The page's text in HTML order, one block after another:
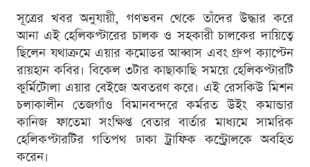
সূত্রের খবর অনুযায়ী, গণভবন থেকে তাঁদের উদ্ধার করে
আনা এই হেলিকপ্টারের চালক ও সহকারী চালকের দায়িত্বে
ছিলেন যথাক্রমে এয়ার কমোডর আব্বাস এবং গ্রুপ ক্যাপ্টেন
রায়হান কবির। বিকেল ৩টার কাছাকাছি সময়ে হেলিকপ্টারটি
কুর্মিটোলা এয়ার বেইজে অবতরণ করে। এই রেসকিউ মিশন
চলাকালীন তেজগাঁও বিমানবন্দরে কর্মরত উইং কমান্ডার
কানিজ ফাতেমা সংক্ষিপ্ত বেতার বার্তার মাধ্যমে সামরিক
হেলিকপ্টারটির গতিপথ ঢাকা ট্রাফিক কন্ট্রোলকে অবহিত
করেন।